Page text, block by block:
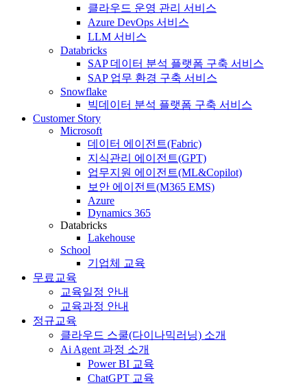
클라우드 운영 관리 서비스
Azure DevOps 서비스
LLM 서비스
Databricks
SAP 데이터 분석 플랫폼 구축 서비스
SAP 업무 환경 구축 서비스
Snowflake
빅데이터 분석 플랫폼 구축 서비스
Customer Story
Microsoft
데이터 에이전트(Fabric)
지식관리 에이전트(GPT)
업무지원 에이전트(ML&Copilot)
보안 에이전트(M365 EMS)
Azure
Dynamics 365
Databricks
Lakehouse
School
기업체 교육
무료교육
교육일정 안내
교육과정 안내
정규교육
클라우드 스쿨(다이나믹러닝) 소개
Ai Agent 과정 소개
Power BI 교육
ChatGPT 교육